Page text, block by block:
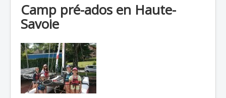
CARTE DES CENTRES DE VACANCES .
LISTE DES SEJOURS DE VACANCES 2026
PLUS
Camp pré-ados en Haute-
Savoie